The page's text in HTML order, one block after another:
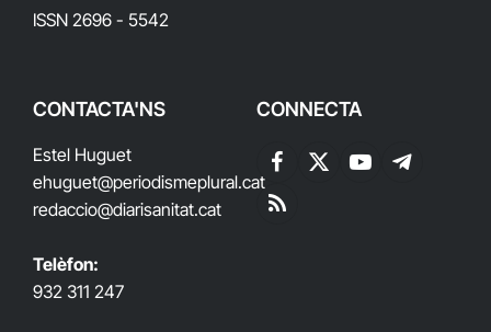
ISSN 2696 - 5542
CONTACTA'NS
Estel Huguet
ehuguet@periodismeplural.cat
redaccio@diarisanitat.cat
Telèfon:
932 311 247
CONNECTA
Facebook
X
YouTubeTelegram
RSS